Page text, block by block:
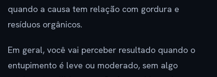
quando a causa tem relação com gordura e
resíduos orgânicos.
Em geral, você vai perceber resultado quando o
entupimento é leve ou moderado, sem algo